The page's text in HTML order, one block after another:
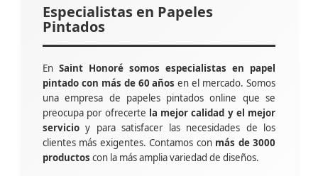
Especialistas en Papeles
Pintados
En Saint Honoré somos especialistas en papel
pintado con más de 60 años en el mercado. Somos
una empresa de papeles pintados online que se
preocupa por ofrecerte la mejor calidad y el mejor
servicio y para satisfacer las necesidades de los
clientes más exigentes. Contamos con más de 3000
productos con la más amplia variedad de diseños.